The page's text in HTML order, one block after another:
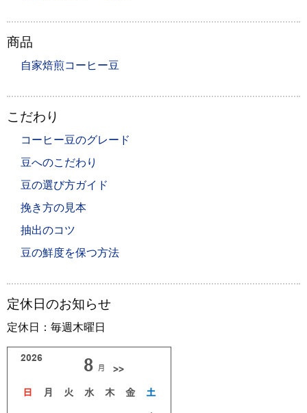
商品
自家焙煎コーヒー豆
こだわり
コーヒー豆のグレード
豆へのこだわり
豆の選び方ガイド
挽き方の見本
抽出のコツ
豆の鮮度を保つ方法
定休日のお知らせ
定休日：毎週木曜日